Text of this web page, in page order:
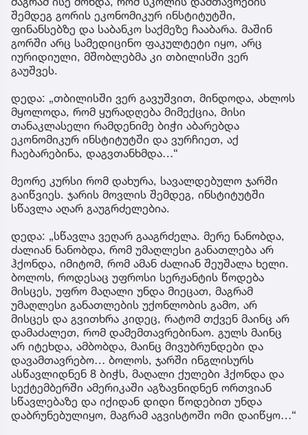
შემდეგ გორის ეკონომიკურ ინსტიტუტში,
ფინანსებზე და საბანკო საქმეზე ჩააბარა. მაშინ
გორში არც სამედიცინო ფაკულტეტი იყო, არც
იურიდიული, მშობლებმა კი თბილისში ვერ
გაუშვეს.
დედა: „თბილისში ვერ გავუშვით, მინდოდა, ახლოს
მყოლოდა, რომ ყურადღება მიმექცია, მისი
თანაკლასელი რამდენიმე ბიჭი აბარებდა
ეკონომიკურ ინსტიტუტში და ვურჩიეთ, აქ
ჩაებარებინა, დაგვთანხმდა…“
მეორე კურსი რომ დახურა, სავალდებულო ჯარში
გაიწვიეს. ჯარის მოვლის შემდეგ, ინსტიტუტში
სწავლა აღარ გაუგრძელებია.
დედა: „სწავლა ვეღარ გააგრძელა. მერე ნანობდა,
ძალიან ნანობდა, რომ უმაღლესი განათლება არ
ჰქონდა, იმიტომ, რომ ამან ძალიან შეუშალა ხელი.
ბოლოს, როდესაც უფროსი სერჟანტის წოდება
მისცეს, უფრო მაღალი უნდა მიეცათ, მაგრამ
უმაღლესი განათლების უქონლობის გამო, არ
მისცეს და გვითხრა კიდეც, რატომ თქვენ მაინც არ
დამაძალეთ, რომ დამემთავრებინაო. გულს მაინც
არ იტეხდა, ამბობდა, მაინც მივუბრუნდები და
დავამთავრებო… ბოლოს, ჯარში ინგლისურს
ასწავლიდნენ 8 ბიჭს, მაღალი ქულები ჰქონდა და
სექტემბერში ამერიკაში აგზავნიდნენ ორთვიან
სწავლებაზე და იქიდან დიდი წოდებით უნდა
დაბრუნებულიყო, მაგრამ აგვისტოში ომი დაიწყო…“